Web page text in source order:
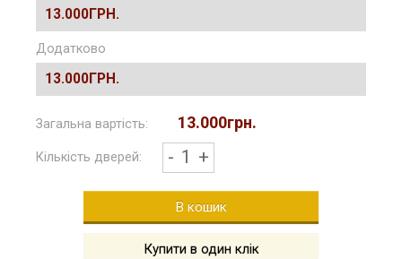
13.000ГРН.
Додатково
13.000ГРН.
Загальна вартість: 13.000грн.
Кількість дверей: - 1 +
В кошик
Купити в один клік